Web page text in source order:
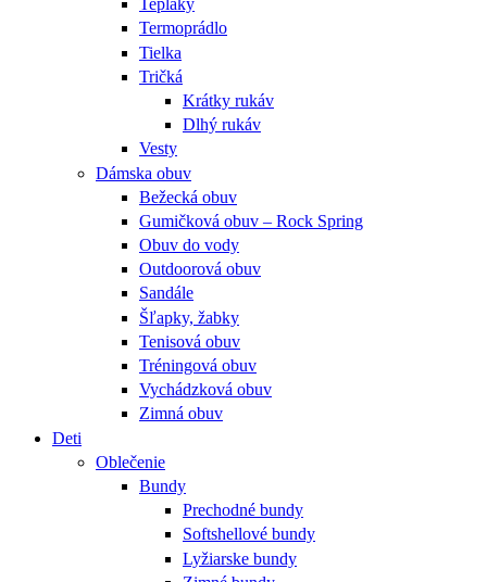
Tepláky
Termoprádlo
Tielka
Tričká
Krátky rukáv
Dlhý rukáv
Vesty
Dámska obuv
Bežecká obuv
Gumičková obuv – Rock Spring
Obuv do vody
Outdoorová obuv
Sandále
Šľapky, žabky
Tenisová obuv
Tréningová obuv
Vychádzková obuv
Zimná obuv
Deti
Oblečenie
Bundy
Prechodné bundy
Softshellové bundy
Lyžiarske bundy